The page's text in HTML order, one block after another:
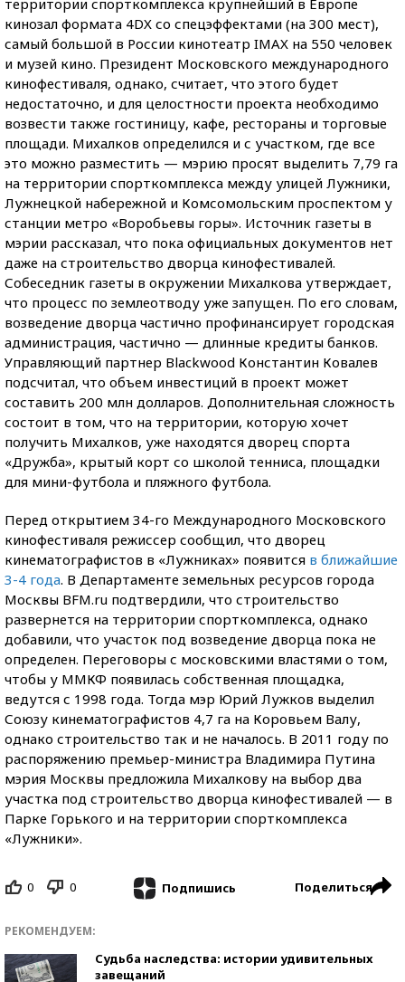
территории спорткомплекса крупнейший в Европе
кинозал формата 4DX со спецэффектами (на 300 мест),
самый большой в России кинотеатр IMAX на 550 человек
и музей кино. Президент Московского международного
кинофестиваля, однако, считает, что этого будет
недостаточно, и для целостности проекта необходимо
возвести также гостиницу, кафе, рестораны и торговые
площади. Михалков определился и с участком, где все
это можно разместить — мэрию просят выделить 7,79 га
на территории спорткомплекса между улицей Лужники,
Лужнецкой набережной и Комсомольским проспектом у
станции метро «Воробьевы горы». Источник газеты в
мэрии рассказал, что пока официальных документов нет
даже на строительство дворца кинофестивалей.
Собеседник газеты в окружении Михалкова утверждает,
что процесс по землеотводу уже запущен. По его словам,
возведение дворца частично профинансирует городская
администрация, частично — длинные кредиты банков.
Управляющий партнер Blackwood Константин Ковалев
подсчитал, что объем инвестиций в проект может
составить 200 млн долларов. Дополнительная сложность
состоит в том, что на территории, которую хочет
получить Михалков, уже находятся дворец спорта
«Дружба», крытый корт со школой тенниса, площадки
для мини-футбола и пляжного футбола.
Перед открытием 34-го Международного Московского
кинофестиваля режиссер сообщил, что дворец
кинематографистов в «Лужниках» появится в ближайшие
3-4 года. В Департаменте земельных ресурсов города
Москвы BFM.ru подтвердили, что строительство
развернется на территории спорткомплекса, однако
добавили, что участок под возведение дворца пока не
определен. Переговоры с московскими властями о том,
чтобы у ММКФ появилась собственная площадка,
ведутся с 1998 года. Тогда мэр Юрий Лужков выделил
Союзу кинематографистов 4,7 га на Коровьем Валу,
однако строительство так и не началось. В 2011 году по
распоряжению премьер-министра Владимира Путина
мэрия Москвы предложила Михалкову на выбор два
участка под строительство дворца кинофестивалей — в
Парке Горького и на территории спорткомплекса
«Лужники».
0 0 Подпишись Поделиться
РЕКОМЕНДУЕМ:
Судьба наследства: истории удивительных
завещаний